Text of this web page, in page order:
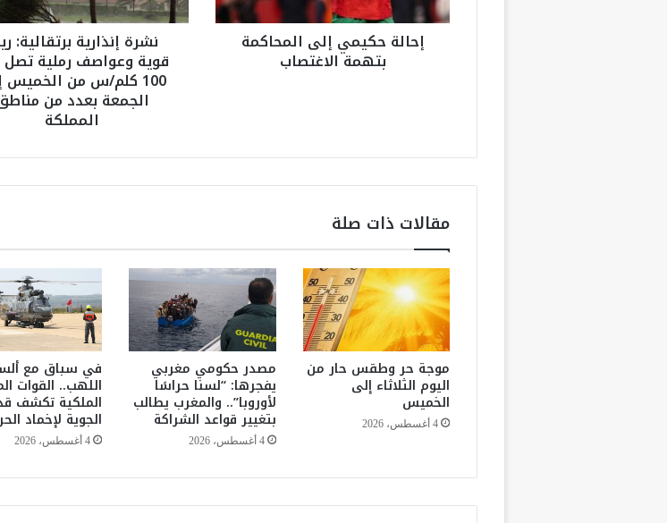
م
م
ة
ب
ت
ه
م
ة
ل
ا
غ
إحالة حكيمي إلى المحاكمة
بتهمة الاغتصاب
ا
ر
ر
ي
ا
ح
ق
و
ع
و
ر
نشرة إنذارية برتقالية:
قوية وعواصف رملية
100 كلم/س من الخميس
الجمعة بعدد من
المملكة
مقالات ذات صلة
موجة حر وطقس حار من
اليوم الثلاثاء إلى
الخميس
4 أغسطس، 2026
مصدر حكومي مغربي
يفجرها: “لسنا حراسًا
لأوروبا”.. والمغرب يطالب
بتغيير قواعد الشراكة
4 أغسطس، 2026
في سباق مع
اللهب.. القوات
الملكية تكشف
الجوية لإخماد
4 أغسطس، 2026